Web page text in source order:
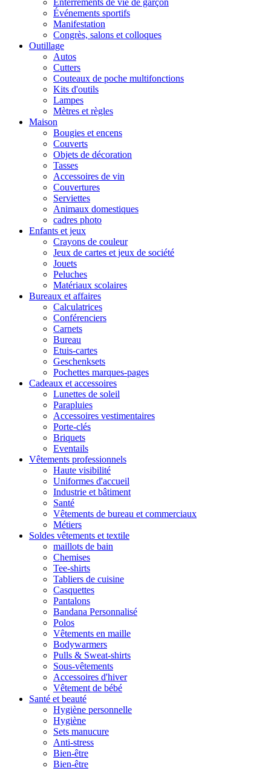
Événements sportifs
Manifestation
Congrès, salons et colloques
Outillage
Autos
Cutters
Couteaux de poche multifonctions
Kits d'outils
Lampes
Mètres et règles
Maison
Bougies et encens
Couverts
Objets de décoration
Tasses
Accessoires de vin
Couvertures
Serviettes
Animaux domestiques
cadres photo
Enfants et jeux
Crayons de couleur
Jeux de cartes et jeux de société
Jouets
Peluches
Matériaux scolaires
Bureaux et affaires
Calculatrices
Conférenciers
Carnets
Bureau
Etuis-cartes
Geschenksets
Pochettes marques-pages
Cadeaux et accessoires
Lunettes de soleil
Parapluies
Accessoires vestimentaires
Porte-clés
Briquets
Eventails
Vêtements professionnels
Haute visibilité
Uniformes d'accueil
Industrie et bâtiment
Santé
Vêtements de bureau et commerciaux
Métiers
Soldes vêtements et textile
maillots de bain
Chemises
Tee-shirts
Tabliers de cuisine
Casquettes
Pantalons
Bandana Personnalisé
Polos
Vêtements en maille
Bodywarmers
Pulls & Sweat-shirts
Sous-vêtements
Accessoires d'hiver
Vêtement de bébé
Santé et beauté
Hygiène personnelle
Hygiène
Sets manucure
Anti-stress
Bien-être
Bien-être